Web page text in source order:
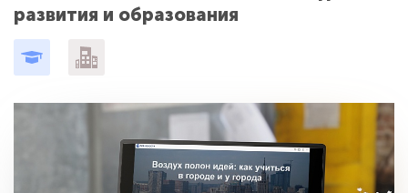
развития и образования